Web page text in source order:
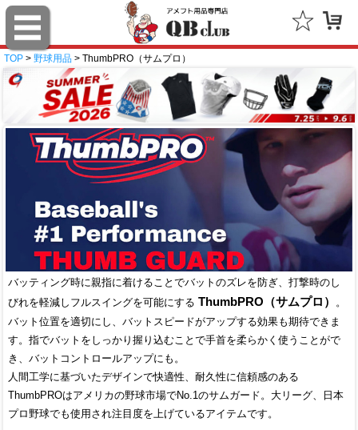
TOP > 野球用品 > ThumbPRO（サムプロ）
バッティング時に親指に着けることでバットのズレを防ぎ、打撃時のし
びれを軽減しフルスイングを可能にする ThumbPRO（サムプロ）
。
バット位置を適切にし、バットスピードがアップする効果も期待できま
す。指でバットをしっかり握り込むことで手首を柔らかく使うことがで
き、バットコントロールアップにも。
人間工学に基づいたデザインで快適性、耐久性に信頼感のある
ThumbPROはアメリカの野球市場でNo.1のサムガード。大リーグ、日本
プロ野球でも使用され注目度を上げているアイテムです。